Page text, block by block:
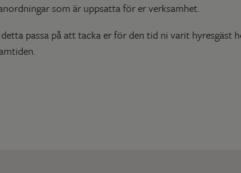
som är uppsatta för er verksamhet.
passa på att tacka er för den tid ni varit hyresgäst